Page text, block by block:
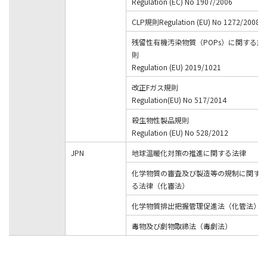
CLP規則Regulation (EU) No 1272/2008
残留性有機汚染物質（POPs）に関する規
則
Regulation (EU) 2019/1021
改正Fガス規則
Regulation(EU) No 517/2014
殺生物性製品規則
Regulation (EU) No 528/2012
JPN
地球温暖化対策の推進に関する法律
化学物質の審査及び製造等の規制に関す
る法律（化審法）
化学物質排出把握管理促進法（化管法）
毒物及び劇物取締法（毒劇法）